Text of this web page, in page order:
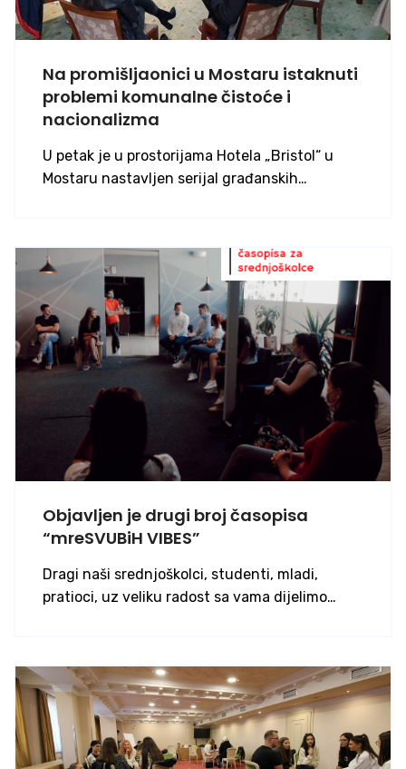
Na promišljaonici u Mostaru istaknuti
problemi komunalne čistoće i
nacionalizma
U petak je u prostorijama Hotela „Bristol“ u
Mostaru nastavljen serijal građanskih…
Objavljen je drugi broj časopisa
“mreSVUBiH VIBES”
Dragi naši srednjoškolci, studenti, mladi,
pratioci, uz veliku radost sa vama dijelimo…